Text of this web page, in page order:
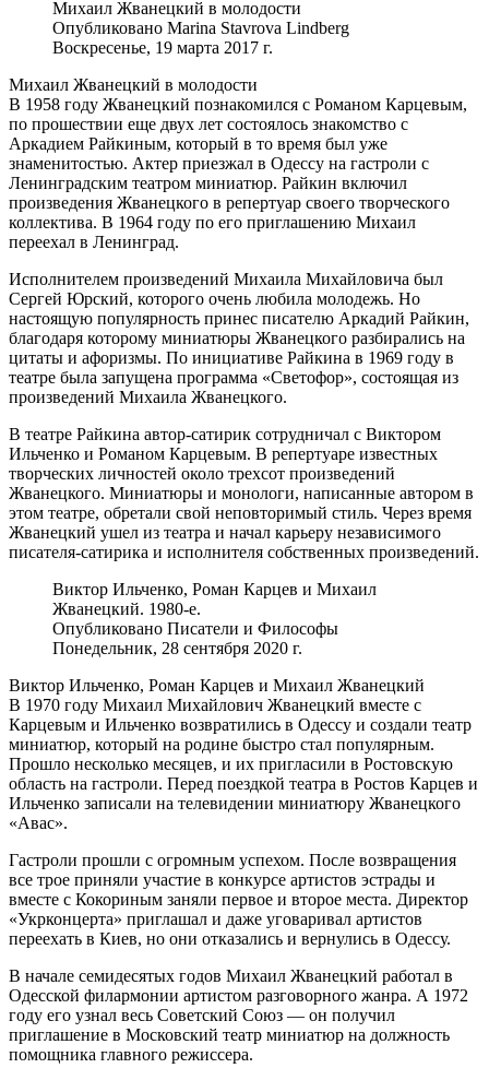
Михаил Жванецкий в молодости
Опубликовано Marina Stavrova Lindberg
Воскресенье, 19 марта 2017 г.
Михаил Жванецкий в молодости
В 1958 году Жванецкий познакомился с Романом Карцевым,
по прошествии еще двух лет состоялось знакомство с
Аркадием Райкиным, который в то время был уже
знаменитостью. Актер приезжал в Одессу на гастроли с
Ленинградским театром миниатюр. Райкин включил
произведения Жванецкого в репертуар своего творческого
коллектива. В 1964 году по его приглашению Михаил
переехал в Ленинград.
Исполнителем произведений Михаила Михайловича был
Сергей Юрский, которого очень любила молодежь. Но
настоящую популярность принес писателю Аркадий Райкин,
благодаря которому миниатюры Жванецкого разбирались на
цитаты и афоризмы. По инициативе Райкина в 1969 году в
театре была запущена программа «Светофор», состоящая из
произведений Михаила Жванецкого.
В театре Райкина автор-сатирик сотрудничал с Виктором
Ильченко и Романом Карцевым. В репертуаре известных
творческих личностей около трехсот произведений
Жванецкого. Миниатюры и монологи, написанные автором в
этом театре, обретали свой неповторимый стиль. Через время
Жванецкий ушел из театра и начал карьеру независимого
писателя-сатирика и исполнителя собственных произведений.
Виктор Ильченко, Роман Карцев и Михаил
Жванецкий. 1980-е.
Опубликовано Писатели и Философы
Понедельник, 28 сентября 2020 г.
Виктор Ильченко, Роман Карцев и Михаил Жванецкий
В 1970 году Михаил Михайлович Жванецкий вместе с
Карцевым и Ильченко возвратились в Одессу и создали театр
миниатюр, который на родине быстро стал популярным.
Прошло несколько месяцев, и их пригласили в Ростовскую
область на гастроли. Перед поездкой театра в Ростов Карцев и
Ильченко записали на телевидении миниатюру Жванецкого
«Авас».
Гастроли прошли с огромным успехом. После возвращения
все трое приняли участие в конкурсе артистов эстрады и
вместе с Кокориным заняли первое и второе места. Директор
«Укрконцерта» приглашал и даже уговаривал артистов
переехать в Киев, но они отказались и вернулись в Одессу.
В начале семидесятых годов Михаил Жванецкий работал в
Одесской филармонии артистом разговорного жанра. А 1972
году его узнал весь Советский Союз — он получил
приглашение в Московский театр миниатюр на должность
помощника главного режиссера.